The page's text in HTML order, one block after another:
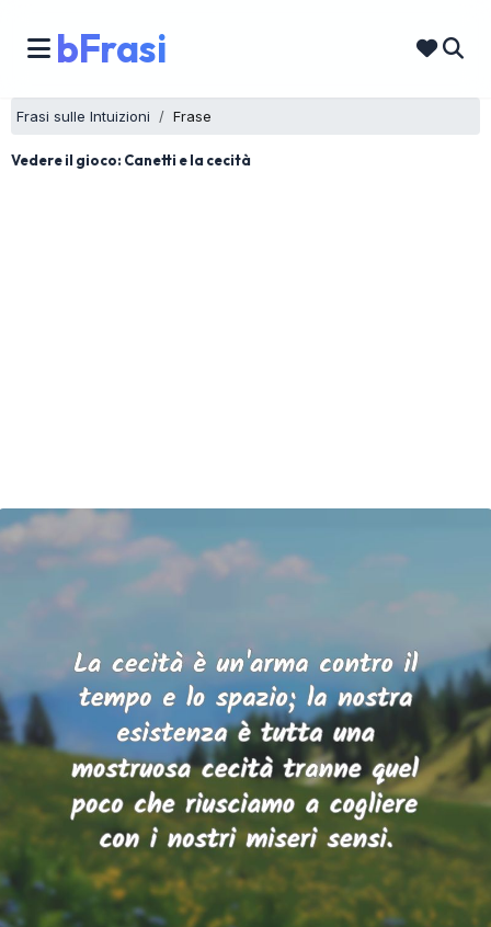
bFrasi
Frasi sulle Intuizioni Frase
Vedere il gioco: Canetti e la cecità